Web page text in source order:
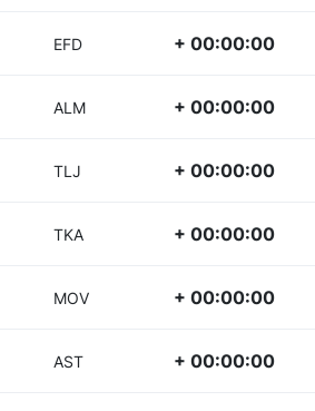
EFD + 00:00:00
ALM + 00:00:00
TLJ + 00:00:00
TKA + 00:00:00
MOV + 00:00:00
AST + 00:00:00